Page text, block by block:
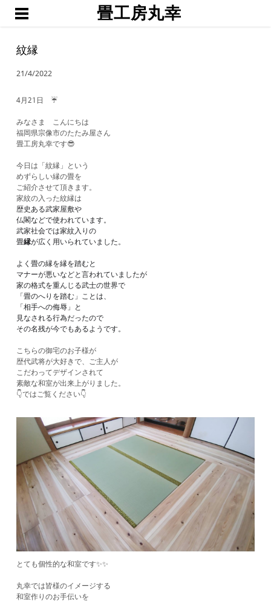
畳工房丸幸
ホーム
たたみ
琉球畳・置き畳
襖・網戸・障子
ブログ
お問い合わせ・お見積予約
紋縁
21/4/2022
4月21日 ☔
みなさま こんにちは
福岡県宗像市のたたみ屋さん
畳工房丸幸です😎
今日は「紋縁」という
めずらしい縁の畳を
ご紹介させて頂きます。
家紋の入った紋縁は
歴史ある武家屋敷や
仏閣などで使われています。
武家社会では家紋入りの
畳縁が広く用いられていました。
よく畳の縁を縁を踏むと
マナーが悪いなどと言われていましたが
家の格式を重んじる武士の世界で
「畳のへりを踏む」ことは、
「相手への侮辱」と
見なされる行為だったので
その名残が今でもあるようです。
こちらの御宅のお子様が
歴代武将が大好きで、ご主人が
こだわってデザインされて
素敵な和室が出来上がりました。
👇ではご覧ください👇
とても個性的な和室です✨✨
丸幸では皆様のイメージする
和室作りのお手伝いを